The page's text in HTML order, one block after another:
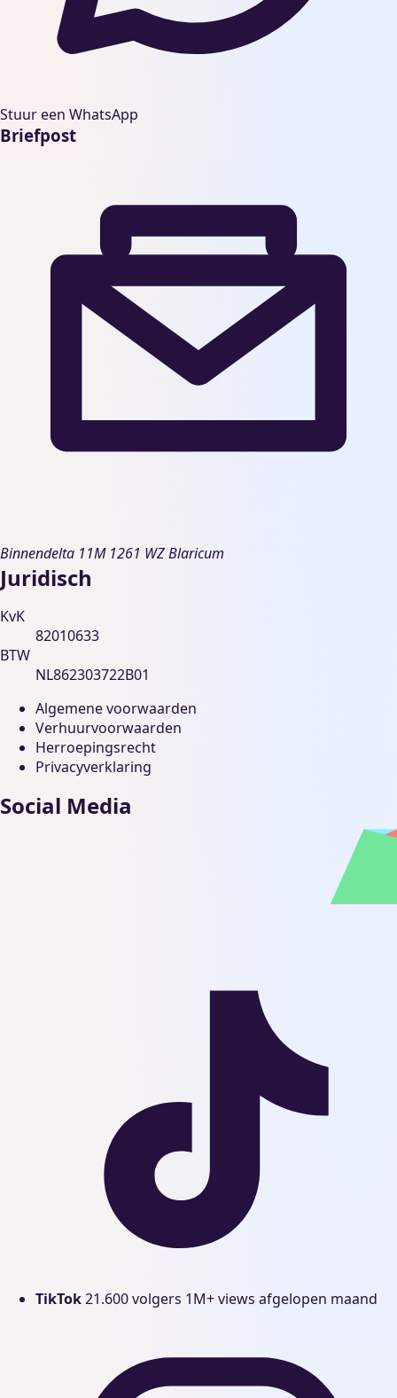
Stuur een WhatsApp
Briefpost
Binnendelta 11M 1261 WZ Blaricum
Juridisch
KvK
82010633
BTW
NL862303722B01
Algemene voorwaarden
Verhuurvoorwaarden
Herroepingsrecht
Privacyverklaring
Social Media
TikTok21.600 volgers 1M+ views afgelopen maand